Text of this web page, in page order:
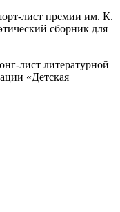
лист премии им. К.
сборник для
лист литературной
«Детская